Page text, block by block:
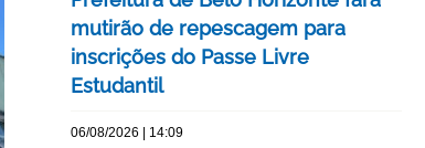
mutirão de repescagem para
inscrições do Passe Livre
Estudantil
06/08/2026 | 14:09